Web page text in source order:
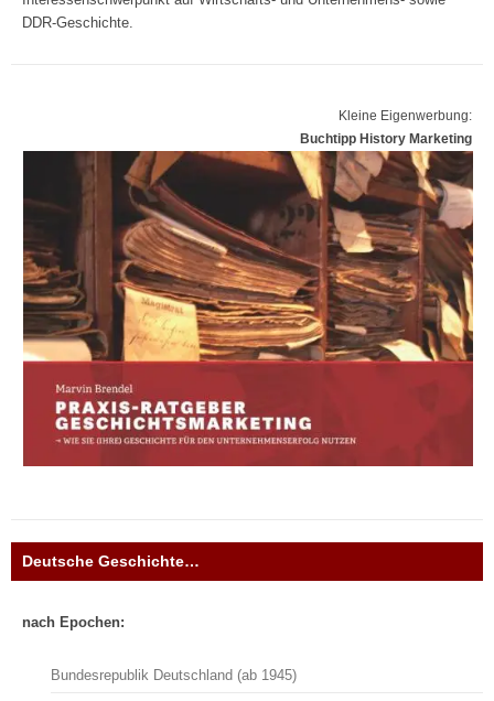
DDR-Geschichte.
Kleine Eigenwerbung:
Buchtipp History Marketing
Deutsche Geschichte…
nach Epochen:
Bundesrepublik Deutschland (ab 1945)